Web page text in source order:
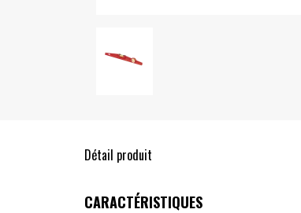
Détail produit
CARACTÉRISTIQUES